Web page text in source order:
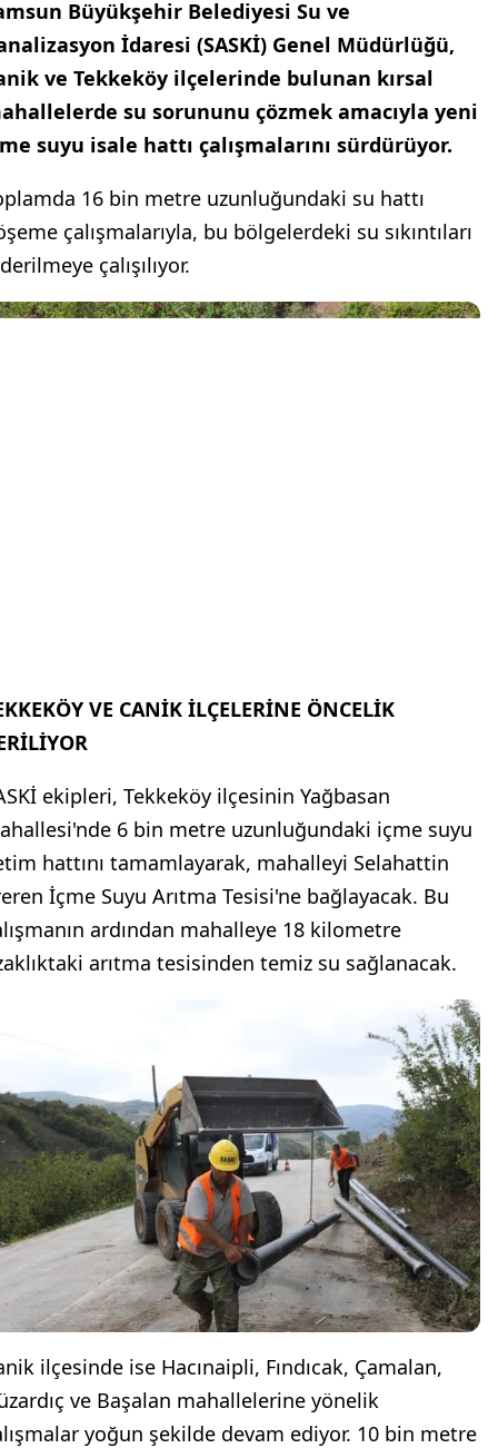
Büyükşehir Belediyesi Su ve
İdaresi (SASKİ) Genel Müdürlüğü,
ve Tekkeköy ilçelerinde bulunan kırsal
su sorununu çözmek amacıyla yeni
suyu isale hattı çalışmalarını sürdürüyor.
16 bin metre uzunluğundaki su hattı
çalışmalarıyla, bu bölgelerdeki su sıkıntıları
çalışılıyor.
VE CANİK İLÇELERİNE ÖNCELİK
ekipleri, Tekkeköy ilçesinin Yağbasan
6 bin metre uzunluğundaki içme suyu
hattını tamamlayarak, mahalleyi Selahattin
İçme Suyu Arıtma Tesisi'ne bağlayacak. Bu
ardından mahalleye 18 kilometre
arıtma tesisinden temiz su sağlanacak.
ilçesinde ise Hacınaipli, Fındıcak, Çamalan,
ve Başalan mahallelerine yönelik
yoğun şekilde devam ediyor. 10 bin metre